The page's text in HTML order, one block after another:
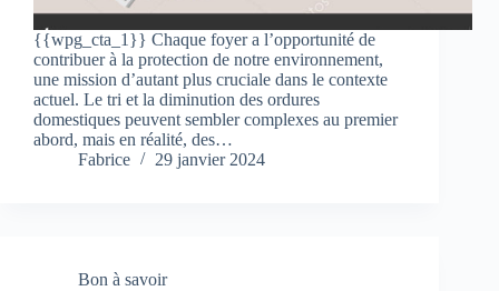
{{wpg_cta_1}} Chaque foyer a l’opportunité de
contribuer à la protection de notre environnement,
une mission d’autant plus cruciale dans le contexte
actuel. Le tri et la diminution des ordures
domestiques peuvent sembler complexes au premier
abord, mais en réalité, des…
Fabrice
29 janvier 2024
Bon à savoir